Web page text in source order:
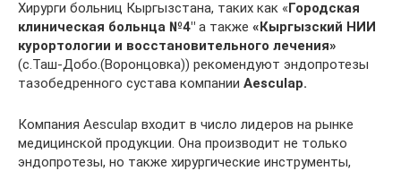
Хирурги больниц Кыргызстана, таких как «Городская
клиническая больнца №4″ а также «Кыргызский НИИ
курортологии и восстановительного лечения»
(с.Таш-Добо.(Воронцовка)) рекомендуют эндопротезы
тазобедренного сустава компании Aesculap.
Компания Aesculap входит в число лидеров на рынке
медицинской продукции. Она производит не только
эндопротезы, но также хирургические инструменты,